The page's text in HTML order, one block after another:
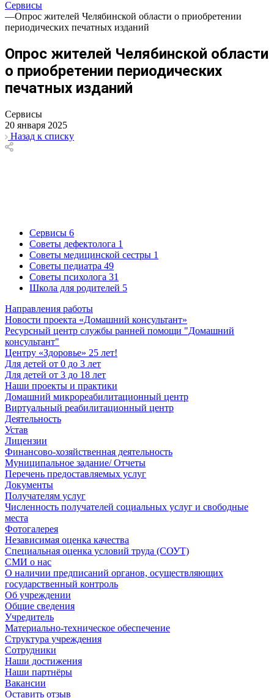
Сервисы
—Опрос жителей Челябинской области о приобретении
периодических печатных изданий
Опрос жителей Челябинской области
о приобретении периодических
печатных изданий
Сервисы
20 января 2025
Назад к списку
Сервисы 6
Советы дефектолога 1
Советы медицинской сестры 1
Советы педиатра 49
Советы психолога 31
Школа для родителей 5
Направления работы
Новости проекта «Домашний консультант»
Ресурсный центр службы ранней помощи "Домашний
консультант"
Центру «Здоровье» 25 лет!
Для детей от 0 до 3 лет
Для детей от 3 до 18 лет
Наши проекты и практики
Домашний микрореабилитационный центр
Виртуальный реабилитационный центр
Деятельность
Устав
Лицензии
Финансово-хозяйственная деятельность
Муниципальное задание/ Отчеты
Перечень предоставляемых услуг
Документы
Получателям услуг
Численность получателей социальных услуг и свободные
места
Фотогалерея
Независимая оценка качества
Специальная оценка условий труда (СОУТ)
СМИ о нас
О наличии предписаний органов, осуществляющих
государственный контроль
Об учреждении
Общие сведения
Учредитель
Материально-техническое обеспечение
Структура учреждения
Сотрудники
Наши достижения
Наши партнёры
Вакансии
Оставить отзыв